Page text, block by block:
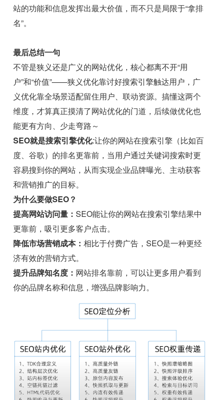
站的功能和信息发挥出最大价值，而不只是局限于“拿排
名”。
最后总结一句
不管是狭义还是广义的网站优化，核心都离不开“用
户”和“价值”——狭义优化靠讨好搜索引擎触达用户，广
义优化靠全场景适配留住用户、联动资源。搞懂这两个
维度，才算真正摸清了网站优化的门道，后续做优化也
能更有方向、少走弯路～
SEO就是搜索引擎优化:让你的网站在搜索引擎（比如百
度、谷歌）的排名更靠前，当用户通过关键词搜索时更
容易搜到你的网站，从而实现企业品牌曝光、主动获客
和营销推广的目标。
为什么要做SEO？
提高网站访问量：SEO能让你的网站在搜索引擎结果中
更靠前，吸引更多客户点击。
降低市场营销成本：相比于付费广告，SEO是一种更经
济有效的营销方式。
提升品牌知名度： 网站排名靠前，可以让更多用户看到
你的品牌名称和信息，增强品牌影响力。